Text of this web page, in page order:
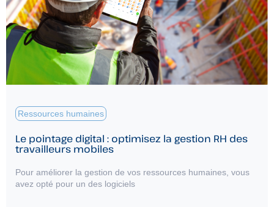
Ressources humaines
Le pointage digital : optimisez la gestion RH des
travailleurs mobiles
Pour améliorer la gestion de vos ressources humaines, vous
avez opté pour un des logiciels